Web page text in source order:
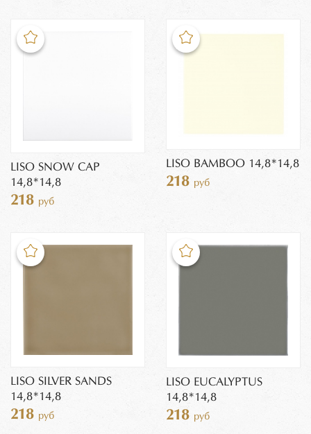
LISO SNOW CAP
14,8*14,8
218 руб
LISO BAMBOO 14,8*14,8
218 руб
LISO SILVER SANDS
14,8*14,8
218 руб
LISO EUCALYPTUS
14,8*14,8
218 руб